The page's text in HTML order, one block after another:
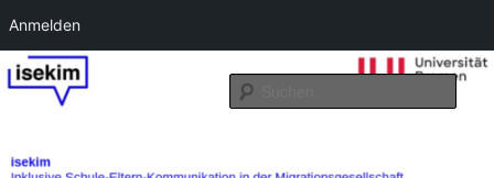
Anmelden
Zum
primären